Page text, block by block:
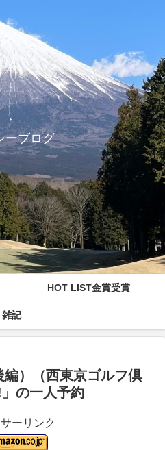
ーブログ
HOT LIST金賞受賞
雑記
編）（西東京ゴルフ倶
の一人予約
ーリンク